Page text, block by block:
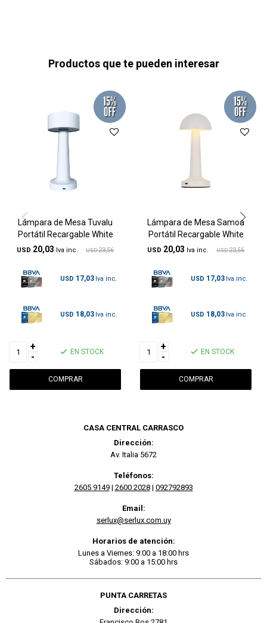
Productos que te pueden interesar
Lámpara de Mesa Tuvalu
Portátil Recargable White
USD 20,03 USD 23,56
USD 17,03
USD 18,03
+
-
EN STOCK
Lámpara de Mesa Samoa
Portátil Recargable White
USD 20,03 USD 23,56
USD 17,03
USD 18,03
+
-
EN STOCK
CASA CENTRAL CARRASCO
Dirección:
Av. Italia 5672
Teléfonos:
2605 9149| 2600 2028| 092792893
Email:
serlux@serlux.com.uy
Horarios de atención:
Lunes a Viernes: 9:00 a 18:00 hrs
Sábados: 9:00 a 15:00 hrs
PUNTA CARRETAS
Dirección: